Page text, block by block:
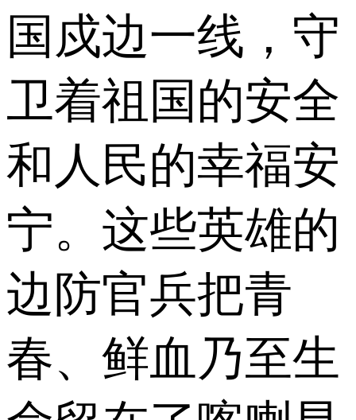
国戍边一线，守
卫着祖国的安全
和人民的幸福安
宁。这些英雄的
边防官兵把青
春、鲜血乃至生